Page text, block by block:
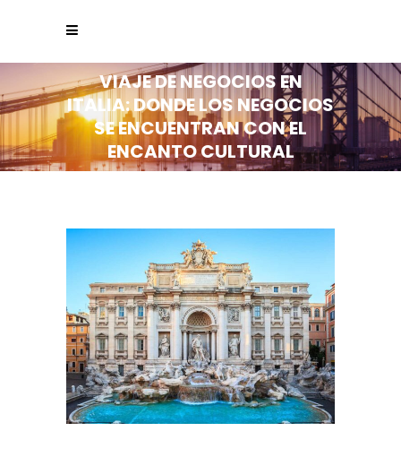
VIAJE DE NEGOCIOS EN
ITALIA: DONDE LOS NEGOCIOS
SE ENCUENTRAN CON EL
ENCANTO CULTURAL